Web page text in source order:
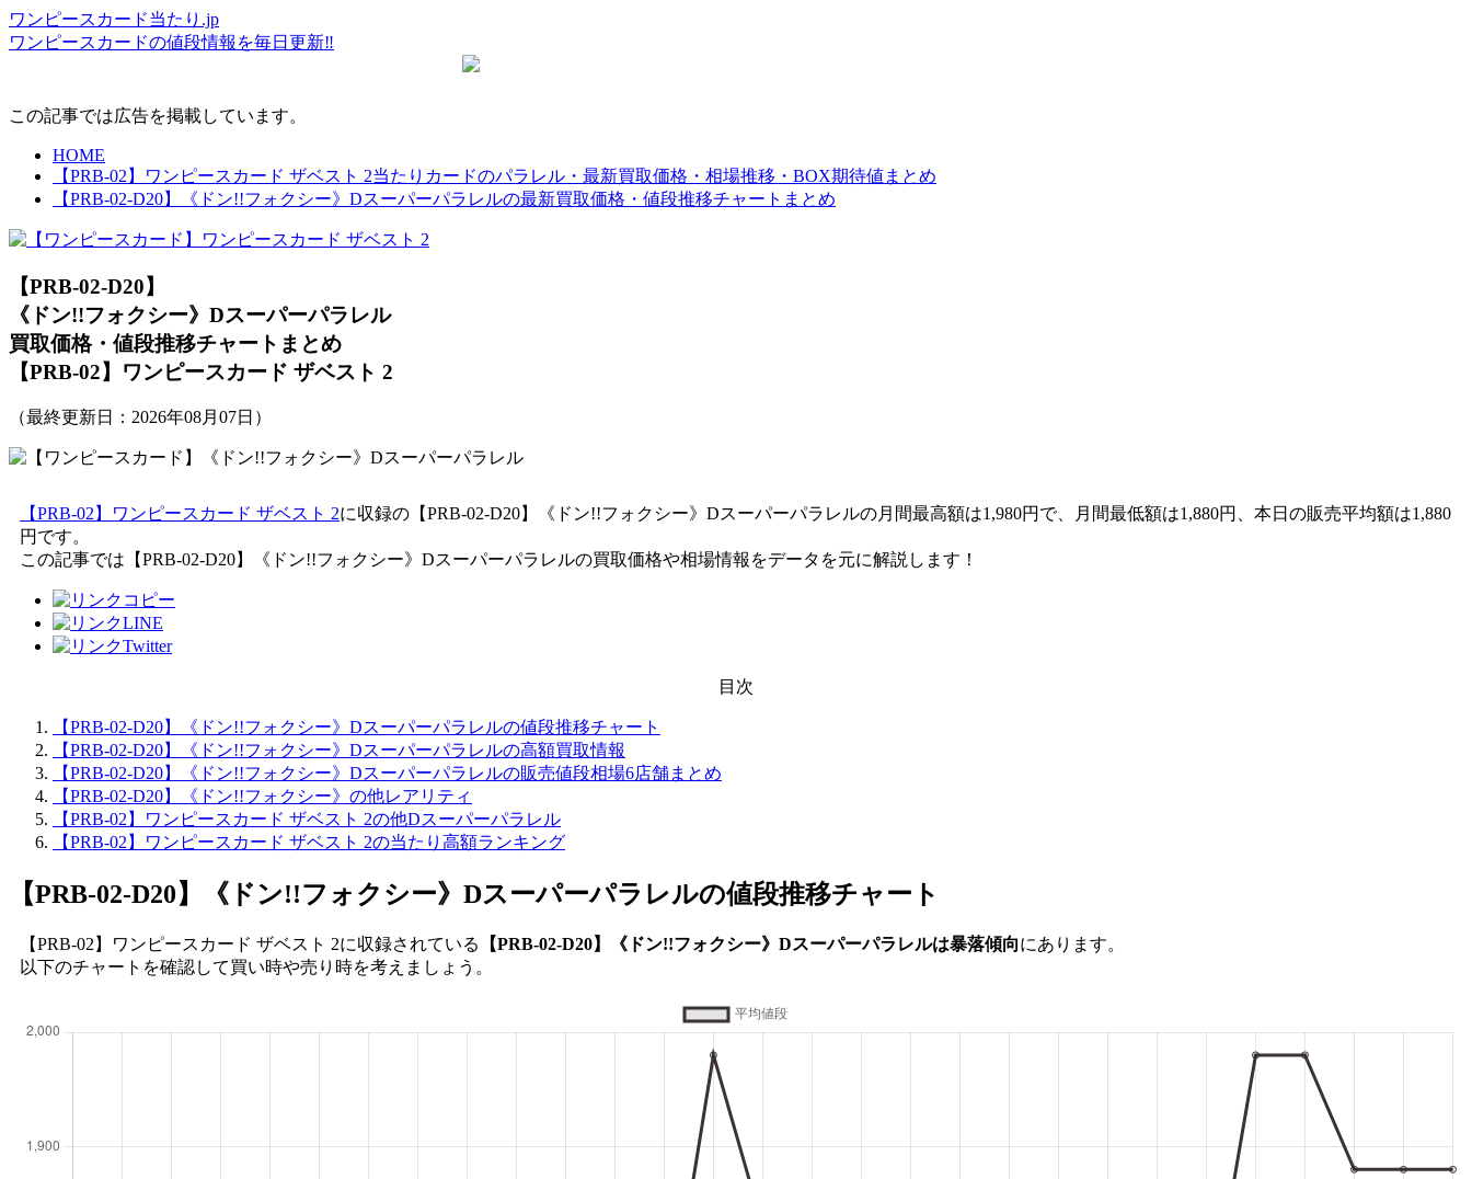
ワンピースカード当たり.jp
ワンピースカードの値段情報を毎日更新‼
この記事では広告を掲載しています。
HOME
【PRB-02】ワンピースカード ザベスト 2当たりカードのパラレル・最新買取価格・相場推移・BOX期待値まとめ
【PRB-02-D20】《ドン!!フォクシー》Dスーパーパラレルの最新買取価格・値段推移チャートまとめ
【PRB-02-D20】
《ドン!!フォクシー》Dスーパーパラレル
買取価格・値段推移チャートまとめ
【PRB-02】ワンピースカード ザベスト 2
（最終更新日： 2026年08月07日 ）
【PRB-02】ワンピースカード ザベスト 2に収録の【PRB-02-D20】《ドン!!フォクシー》Dスーパーパラレルの月間最高額は1,980円で、月間最低額は1,880円、本日の販売平均額は1,880
円です。
この記事では【PRB-02-D20】《ドン!!フォクシー》Dスーパーパラレルの買取価格や相場情報をデータを元に解説します！
目次
【PRB-02-D20】《ドン!!フォクシー》Dスーパーパラレルの値段推移チャート
【PRB-02-D20】《ドン!!フォクシー》Dスーパーパラレルの高額買取情報
【PRB-02-D20】《ドン!!フォクシー》Dスーパーパラレルの販売値段相場6店舗まとめ
【PRB-02-D20】《ドン!!フォクシー》の他レアリティ
【PRB-02】ワンピースカード ザベスト 2の他Dスーパーパラレル
【PRB-02】ワンピースカード ザベスト 2の当たり高額ランキング
【PRB-02-D20】《ドン!!フォクシー》Dスーパーパラレルの値段推移チャート
【PRB-02】ワンピースカード ザベスト 2に収録されている 【PRB-02-D20】《ドン!!フォクシー》Dスーパーパラレルは暴落傾向にあります。
以下のチャートを確認して買い時や売り時を考えましょう。